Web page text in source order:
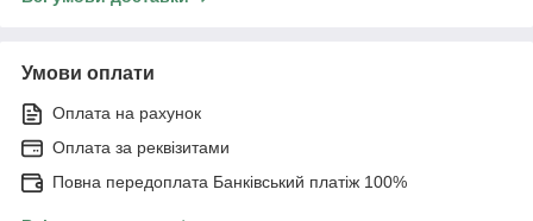
Умови оплати
Оплата на рахунок
Оплата за реквізитами
Повна передоплата Банківський платіж 100%